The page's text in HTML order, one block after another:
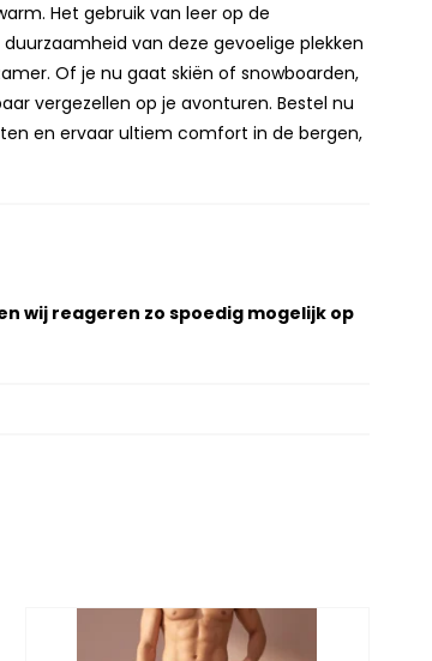
Het gebruik van leer op de
van deze gevoelige plekken
Of je nu gaat skiën of snowboarden,
vergezellen op je avonturen. Bestel nu
en ervaar ultiem comfort in de bergen,
wij reageren zo spoedig mogelijk op